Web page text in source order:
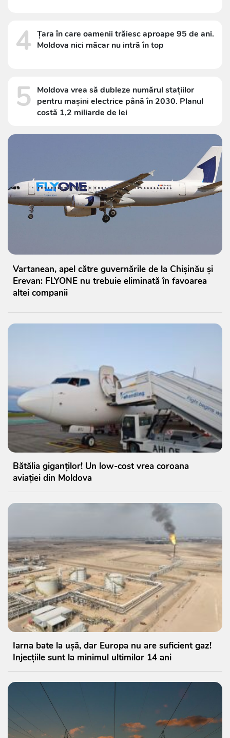
4 Țara în care oamenii trăiesc aproape 95 de ani.
Moldova nici măcar nu intră în top
5 Moldova vrea să dubleze numărul stațiilor
pentru mașini electrice până în 2030. Planul
costă 1,2 miliarde de lei
Vartanean, apel către guvernările de la Chișinău și
Erevan: FLYONE nu trebuie eliminată în favoarea
altei companii
Bătălia giganților! Un low-cost vrea coroana
aviației din Moldova
Iarna bate la ușă, dar Europa nu are suficient gaz!
Injecțiile sunt la minimul ultimilor 14 ani